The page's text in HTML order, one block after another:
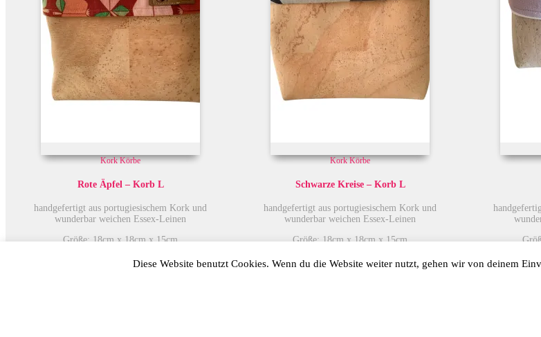
Kork Körbe
Rote Äpfel – Korb L
handgefertigt aus portugiesischem Kork und
wunderbar weichen Essex-Leinen
Größe: 18cm x 18cm x 15cm
Kork Körbe
Schwarze Kreise – Korb L
handgefertigt aus portugiesischem Kork und
wunderbar weichen Essex-Leinen
Größe: 18cm x 18cm x 15cm
€32,00 €32,00
Diese Website benutzt Cookies. Wenn du die Website weiter nutzt, gehen wir von deinem